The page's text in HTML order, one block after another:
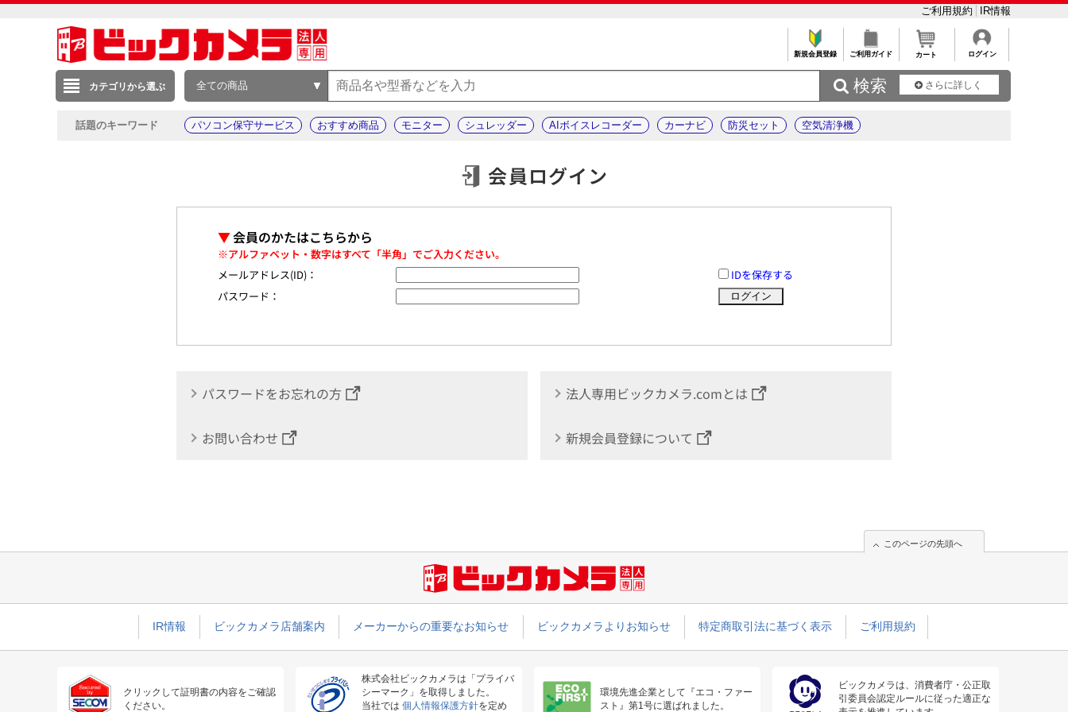
ご利用規約 IR情報
新規会員登録 ご利用ガイド カート ログイン
カテゴリから選ぶ 全ての商品  検索 さらに詳しく
話題のキーワード パソコン保守サービス おすすめ商品 モニター シュレッダー AIボイスレコーダー カーナビ 防災セット 空気清浄機
会員ログイン
▼会員のかたはこちらから
※アルファベット・数字はすべて「半角」でご入力ください。
メールアドレス(ID)：
IDを保存する
パスワード：
パスワードをお忘れの方 法人専用ビックカメラ.comとは
お問い合わせ 新規会員登録について
このページの先頭へ
IR情報 ビックカメラ店舗案内 メーカーからの重要なお知らせ ビックカメラよりお知らせ 特定商取引法に基づく表示 ご利用規約
クリックして証明書の内容をご確認
ください。
株式会社ビックカメラは「プライバ
シーマーク」を取得しました。
当社では 個人情報保護方針を定め
環境先進企業として『エコ・ファー
スト』第1号に選ばれました。
ビックカメラは、消費者庁・公正取
引委員会認定ルールに従った適正な